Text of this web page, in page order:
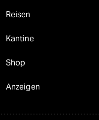
Reisen
Kantine
Shop
Anzeigen